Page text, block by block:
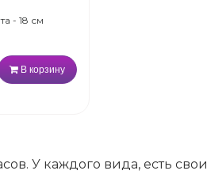
- 18 см
В корзину
У каждого вида, есть